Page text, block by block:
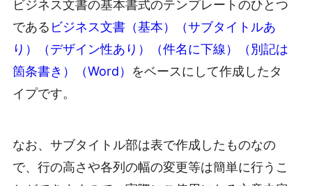
ビジネス文書の基本書式のテンプレートのひとつ
である ビジネス文書（基本）（サブタイトルあ
り）（デザイン性あり）（件名に下線）（別記は
箇条書き）（Word） をベースにして作成したタ
イプです。
なお、サブタイトル部は表で作成したものなの
で、行の高さや各列の幅の変更等は簡単に行うこ